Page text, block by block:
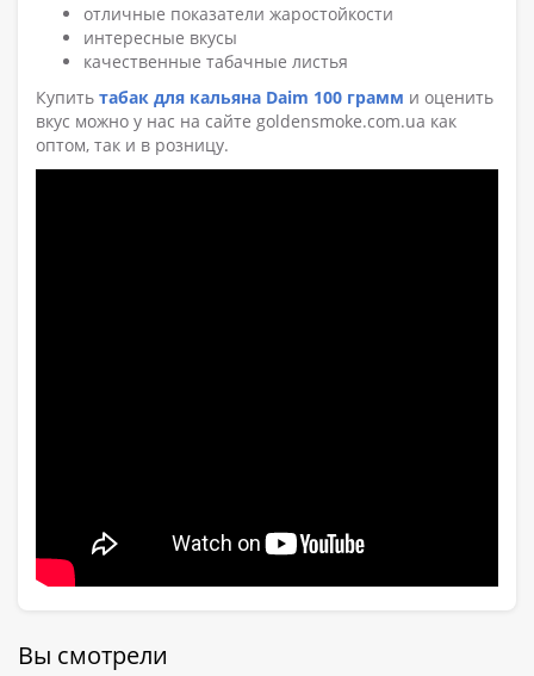
отличные показатели жаростойкости
интересные вкусы
качественные табачные листья
Купить табак для кальяна Daim 100 грамм и оценить
вкус можно у нас на сайте goldensmoke.com.ua как
оптом, так и в розницу.
Вы смотрели